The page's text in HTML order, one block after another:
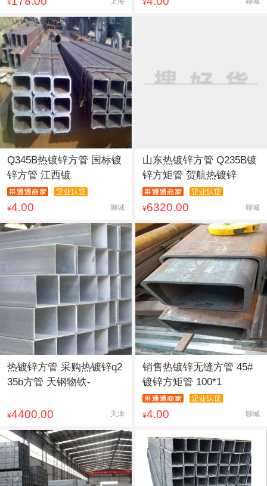
¥ ¥
Q345B热镀锌方管 国标镀
锌方管 江西镀
¥4.00 聊城
山东热镀锌方管 Q235B镀
锌方矩管 贺航热镀锌
¥6320.00 聊城
热镀锌方管 采购热镀锌q2
35b方管 天钢物铁-
¥4400.00 天津
销售热镀锌无缝方管 45#
镀锌方矩管 100*1
¥4.00 聊城